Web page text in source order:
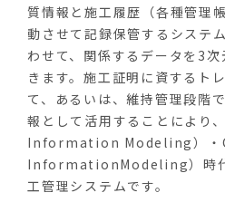
質情報と施工履歴（各種管理
動させて記録保管するシステ
わせて、関係するデータを3
きます。施工証明に資するト
て、あるいは、維持管理段階
報として活用することによ
Information Modeling）・
InformationModeling）時代
工管理システムです。